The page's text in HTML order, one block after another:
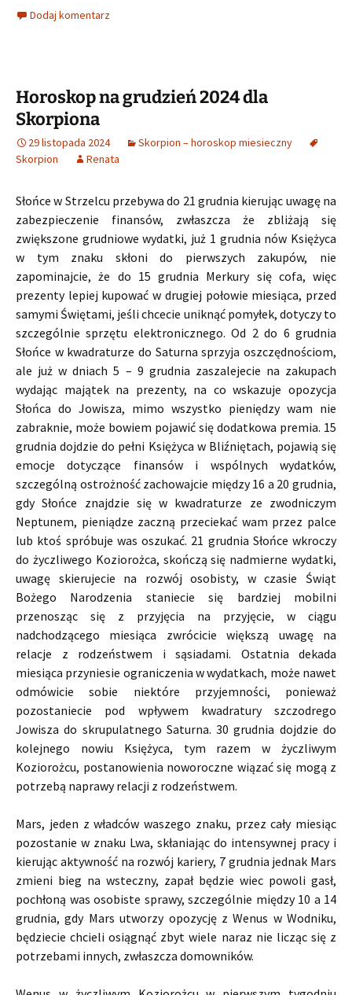
Dodaj komentarz
Horoskop na grudzień 2024 dla
Skorpiona
29 listopada 2024
Skorpion – horoskop miesieczny
Skorpion
Renata
Słońce w Strzelcu przebywa do 21 grudnia kierując uwagę na
zabezpieczenie finansów, zwłaszcza że zbliżają się
zwiększone grudniowe wydatki, już 1 grudnia nów Księżyca
w tym znaku skłoni do pierwszych zakupów, nie
zapominajcie, że do 15 grudnia Merkury się cofa, więc
prezenty lepiej kupować w drugiej połowie miesiąca, przed
samymi Świętami, jeśli chcecie uniknąć pomyłek, dotyczy to
szczególnie sprzętu elektronicznego. Od 2 do 6 grudnia
Słońce w kwadraturze do Saturna sprzyja oszczędnościom,
ale już w dniach 5 – 9 grudnia zaszalejecie na zakupach
wydając majątek na prezenty, na co wskazuje opozycja
Słońca do Jowisza, mimo wszystko pieniędzy wam nie
zabraknie, może bowiem pojawić się dodatkowa premia. 15
grudnia dojdzie do pełni Księżyca w Bliźniętach, pojawią się
emocje dotyczące finansów i wspólnych wydatków,
szczególną ostrożność zachowajcie między 16 a 20 grudnia,
gdy Słońce znajdzie się w kwadraturze ze zwodniczym
Neptunem, pieniądze zaczną przeciekać wam przez palce
lub ktoś spróbuje was oszukać. 21 grudnia Słońce wkroczy
do życzliwego Koziorożca, skończą się nadmierne wydatki,
uwagę skierujecie na rozwój osobisty, w czasie Świąt
Bożego Narodzenia staniecie się bardziej mobilni
przenosząc się z przyjęcia na przyjęcie, w ciągu
nadchodzącego miesiąca zwrócicie większą uwagę na
relacje z rodzeństwem i sąsiadami. Ostatnia dekada
miesiąca przyniesie ograniczenia w wydatkach, może nawet
odmówicie sobie niektóre przyjemności, ponieważ
pozostaniecie pod wpływem kwadratury szczodrego
Jowisza do skrupulatnego Saturna. 30 grudnia dojdzie do
kolejnego nowiu Księżyca, tym razem w życzliwym
Koziorożcu, postanowienia noworoczne wiązać się mogą z
potrzebą naprawy relacji z rodzeństwem.
Mars, jeden z władców waszego znaku, przez cały miesiąc
pozostanie w znaku Lwa, skłaniając do intensywnej pracy i
kierując aktywność na rozwój kariery, 7 grudnia jednak Mars
zmieni bieg na wsteczny, zapał będzie wiec powoli gasł,
pochłoną was osobiste sprawy, szczególnie między 10 a 14
grudnia, gdy Mars utworzy opozycję z Wenus w Wodniku,
będziecie chcieli osiągnąć zbyt wiele naraz nie licząc się z
potrzebami innych, zwłaszcza domowników.